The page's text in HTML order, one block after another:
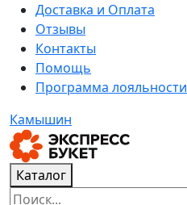
Доставка и Оплата
Отзывы
Контакты
Помощь
Программа лояльности
Камышин
Каталог